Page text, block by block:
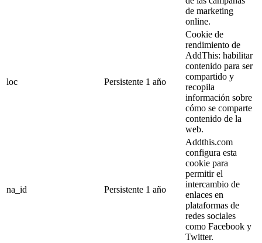
de marketing
online.
loc Persistente 1 año
Cookie de
rendimiento de
AddThis: habilitar
contenido para ser
compartido y
recopila
información sobre
cómo se comparte
contenido de la
web.
na_id Persistente 1 año
Addthis.com
configura esta
cookie para
permitir el
intercambio de
enlaces en
plataformas de
redes sociales
como Facebook y
Twitter.